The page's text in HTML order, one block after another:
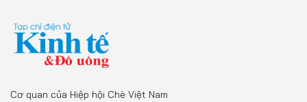
Cơ quan của Hiệp hội Chè Việt Nam